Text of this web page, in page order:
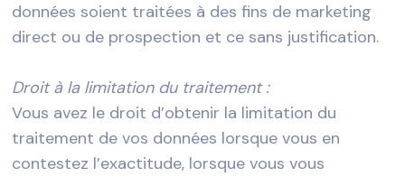
données soient traitées à des fins de marketing
direct ou de prospection et ce sans justification.
Droit à la limitation du traitement :
Vous avez le droit d’obtenir la limitation du
traitement de vos données lorsque vous en
contestez l’exactitude, lorsque vous vous